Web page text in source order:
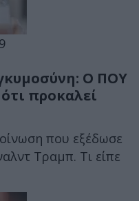
Ο ΠΟΥ
προκαλεί
που εξέδωσε
Τραμπ. Τι είπε